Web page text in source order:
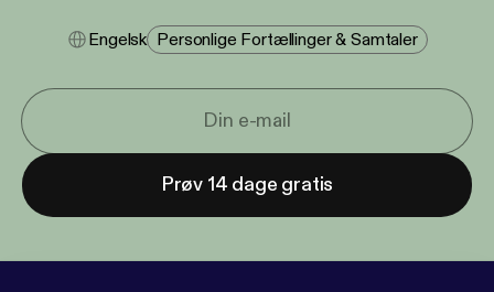
Engelsk Personlige Fortællinger & Samtaler
Prøv 14 dage gratis